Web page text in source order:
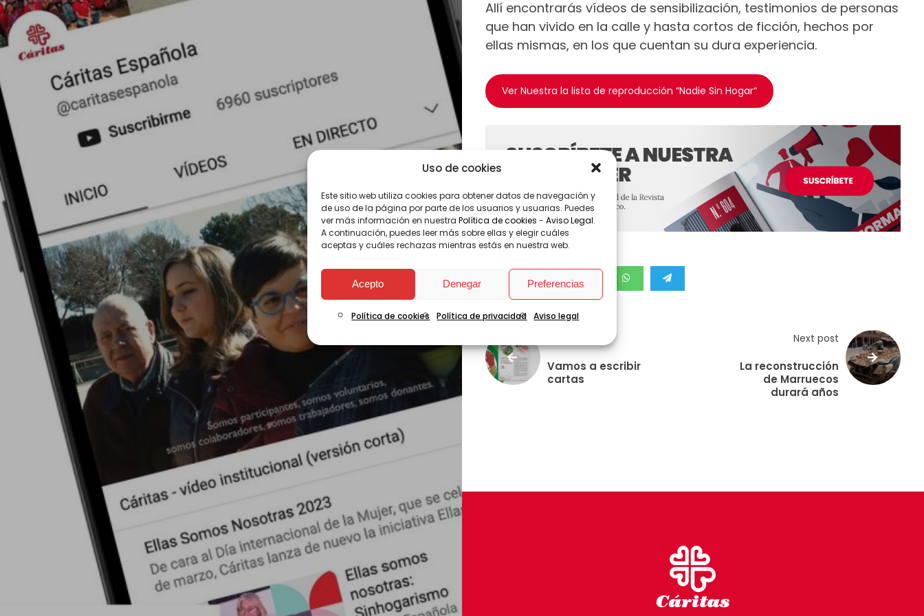
Uso de cookies
Este sitio web utiliza cookies para obtener datos de navegación y
de uso de la página por parte de los usuarios y usuarias. Puedes
ver más información en nuestra Política de cookies - Aviso Legal.
A continuación, puedes leer más sobre ellas y elegir cuáles
aceptas y cuáles rechazas mientras estás en nuestra web.
Acepto Denegar Preferencias
Política de cookies Política de privacidad Aviso legal
COMPROMETIDAS
PARA
COGER
ACCIÓN
SOCIAL
EMERGENCIAS
Allí encontrarás vídeos de sensibilización, testimonios de personas
que han vivido en la calle y hasta cortos de ficción, hechos por
ellas mismas, en los que cuentan su dura experiencia.
Ver Nuestra la lista de reproducción “Nadie Sin Hogar“
Vamos a escribir
cartas
Next post
La reconstrucción
de Marruecos
durará años